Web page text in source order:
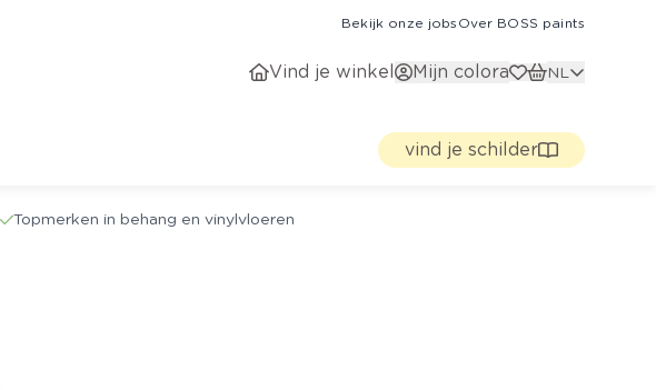
Bekijk onze jobs Over BOSS paints
Vind je winkel Mijn colora NL
vind je schilder
Topmerken in behang en vinylvloeren